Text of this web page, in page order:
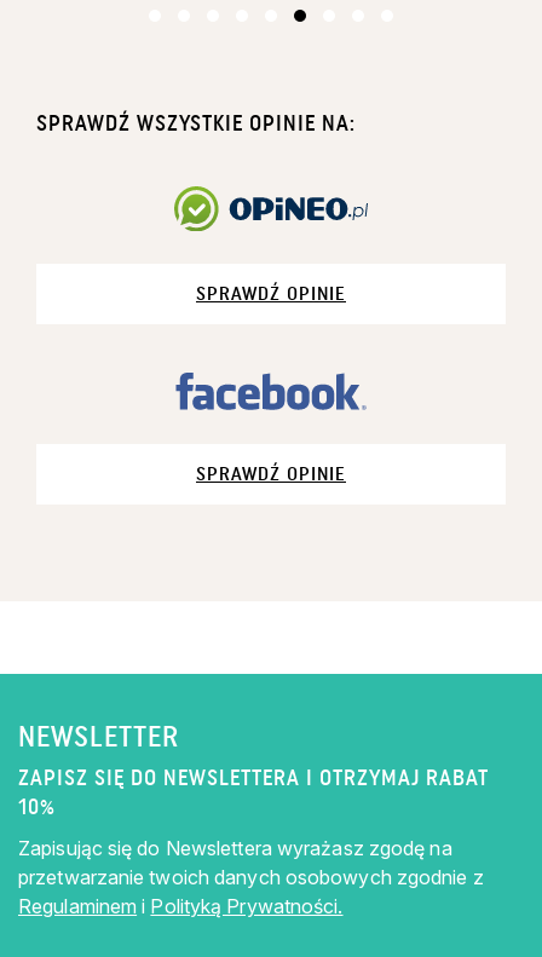
SPRAWDŹ WSZYSTKIE OPINIE NA:
SPRAWDŹ OPINIE
SPRAWDŹ OPINIE
NEWSLETTER
ZAPISZ SIĘ DO NEWSLETTERA I OTRZYMAJ RABAT
10%
Zapisując się do Newslettera wyrażasz zgodę na
przetwarzanie twoich danych osobowych zgodnie z
Regulaminem i Polityką Prywatności.